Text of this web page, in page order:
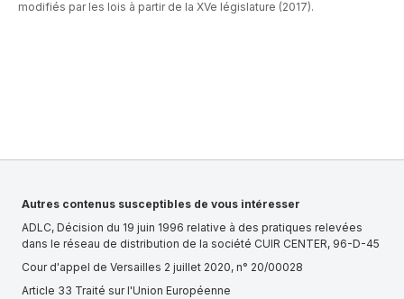
modifiés par les lois à partir de la XVe législature (2017).
Autres contenus susceptibles de vous intéresser
ADLC, Décision du 19 juin 1996 relative à des pratiques relevées
dans le réseau de distribution de la société CUIR CENTER, 96-D-45
Cour d'appel de Versailles 2 juillet 2020, n° 20/00028
Article 33 Traité sur l'Union Européenne